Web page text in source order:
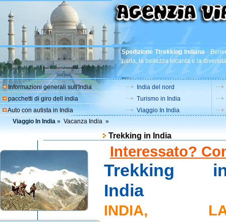
Spedizione Ttrekking Indiana-
parla, la bellezza incanta e la
Informazioni generali sull'India
pacchetti di giro dell india
Auto con autista in India
India del nord
Turismo in India
Viaggio In India
Viaggio In India » Vacanza India »
Trekking in India
Interessato?
Trekking
India
INDIA,